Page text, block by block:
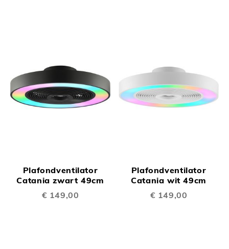
Plafondventilator
Catania zwart 49cm
€ 149,00
Plafondventilator
Catania wit 49cm
€ 149,00